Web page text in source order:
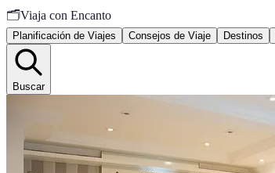
🗂️Viaja con Encanto
Planificación de Viajes Consejos de Viaje Destinos
Buscar